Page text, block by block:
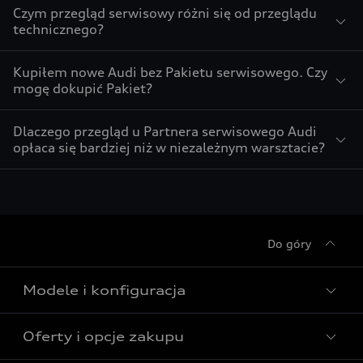
Czym przegląd serwisowy różni się od przeglądu
technicznego?
Kupiłem nowe Audi bez Pakietu serwisowego. Czy
mogę dokupić Pakiet?
Dlaczego przegląd u Partnera serwisowego Audi
opłaca się bardziej niż w niezależnym warsztacie?
Do góry
Modele i konfiguracja
Wszystkie modele Audi
Oferty i opcje zakupu